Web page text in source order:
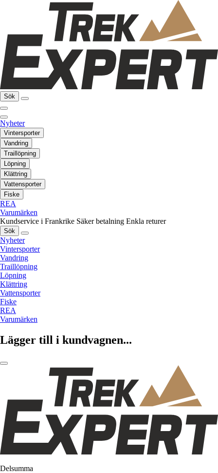
Sök
Nyheter
Vintersporter
Vandring
Traillöpning
Löpning
Klättring
Vattensporter
Fiske
REA
Varumärken
Kundservice i Frankrike Säker betalning Enkla returer
Sök
Nyheter
Vintersporter
Vandring
Traillöpning
Löpning
Klättring
Vattensporter
Fiske
REA
Varumärken
Lägger till i kundvagnen...
Delsumma